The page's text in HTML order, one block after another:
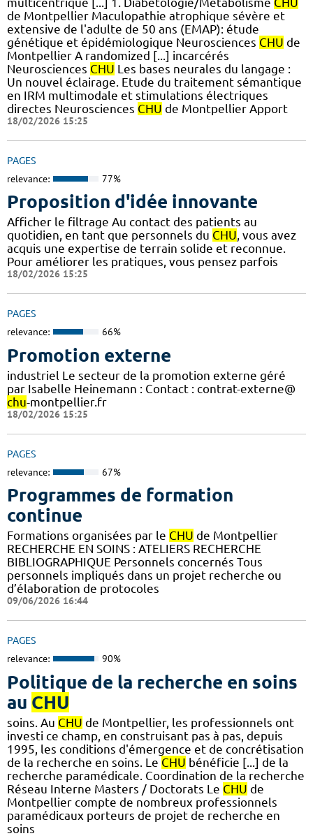
de Montpellier Maculopathie atrophique sévère et
extensive de l'adulte de 50 ans (EMAP): étude
génétique et épidémiologique Neurosciences CHU de
Montpellier A randomized [...] incarcérés
Neurosciences CHU Les bases neurales du langage :
Un nouvel éclairage. Etude du traitement sémantique
en IRM multimodale et stimulations électriques
directes Neurosciences CHU de Montpellier Apport
18/02/2026 15:25
PAGES
relevance: 77%
Proposition d'idée innovante
Afficher le filtrage Au contact des patients au
quotidien, en tant que personnels du CHU, vous avez
acquis une expertise de terrain solide et reconnue.
Pour améliorer les pratiques, vous pensez parfois
18/02/2026 15:25
PAGES
relevance: 66%
Promotion externe
industriel Le secteur de la promotion externe géré
par Isabelle Heinemann : Contact : contrat-externe@
chu-montpellier.fr
18/02/2026 15:25
PAGES
relevance: 67%
Programmes de formation
continue
Formations organisées par le CHU de Montpellier
RECHERCHE EN SOINS : ATELIERS RECHERCHE
BIBLIOGRAPHIQUE Personnels concernés Tous
personnels impliqués dans un projet recherche ou
d’élaboration de protocoles
09/06/2026 16:44
PAGES
relevance: 90%
Politique de la recherche en soins
au CHU
soins. Au CHU de Montpellier, les professionnels ont
investi ce champ, en construisant pas à pas, depuis
1995, les conditions d'émergence et de concrétisation
de la recherche en soins. Le CHU bénéficie [...] de la
recherche paramédicale. Coordination de la recherche
Réseau Interne Masters / Doctorats Le CHU de
Montpellier compte de nombreux professionnels
paramédicaux porteurs de projet de recherche en
soins